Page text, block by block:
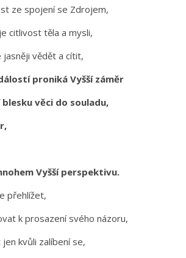
ze spojení se Zdrojem,
citlivost těla a mysli,
vědět a cítit,
proniká Vyšší záměr
věci do souladu,
Vyšší perspektivu.
přehlížet,
k prosazení svého názoru,
kvůli zalíbení se,